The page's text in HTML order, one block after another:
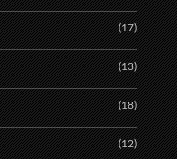
(17)
(13)
(18)
(12)